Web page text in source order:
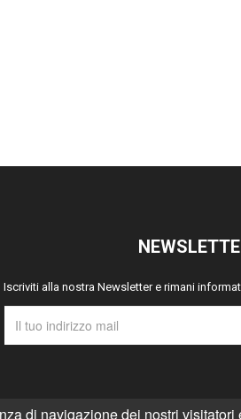
Iscriviti alla nostra Newsletter e rimani
di navigazione dei nostri